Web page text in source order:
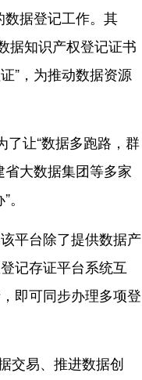
数据登记工作。其
据知识产权登记证书
”，为推动数据资源
让“数据多跑路，群
大数据集团等多家
平台除了提供数据产
记存证平台系统互
即可同步办理多项登
交易、推进数据创